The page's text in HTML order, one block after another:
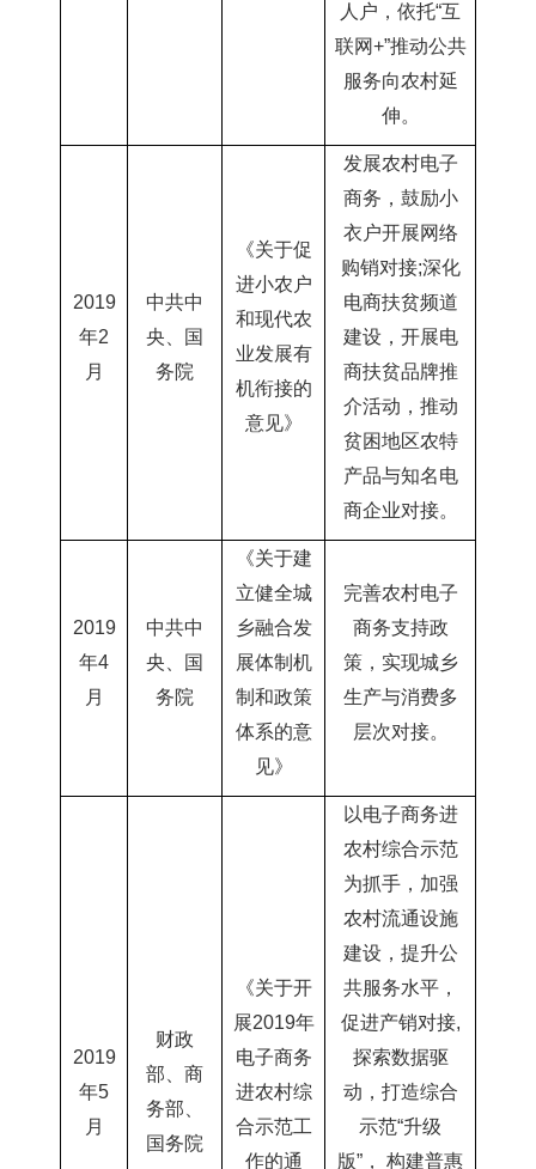
人户，依托“互
联网+”推动公共
服务向农村延
伸。
2019
年2
月
中共中
央、国
务院
《关于促
进小农户
和现代农
业发展有
机衔接的
意见》
发展农村电子
商务，鼓励小
衣户开展网络
购销对接;深化
电商扶贫频道
建设，开展电
商扶贫品牌推
介活动，推动
贫困地区农特
产品与知名电
商企业对接。
2019
年4
月
中共中
央、国
务院
《关于建
立健全城
乡融合发
展体制机
制和政策
体系的意
见》
完善农村电子
商务支持政
策，实现城乡
生产与消费多
层次对接。
2019
年5
月
财政
部、商
务部、
国务院
《关于开
展2019年
电子商务
进农村综
合示范工
作的通
以电子商务进
农村综合示范
为抓手，加强
农村流通设施
建设，提升公
共服务水平，
促进产销对接,
探索数据驱
动，打造综合
示范“升级
版”，
构建普惠